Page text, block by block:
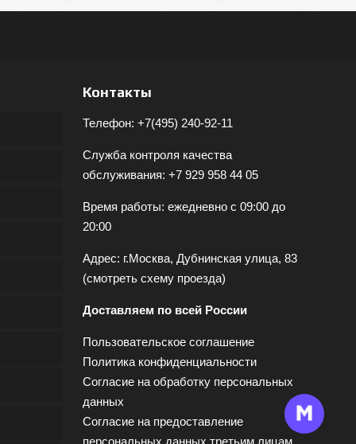
Контакты
Телефон: +7(495) 240-92-11
Служба контроля качества
обслуживания: +7 929 958 44 05
Время работы: ежедневно с 09:00 до
20:00
Адрес: г.Москва, Дубнинская улица, 83
(смотреть схему проезда)
Доставляем по всей России
Пользовательское соглашение
Политика конфиденциальности
Согласие на обработку персональных
данных
Согласие на предоставление
персональных данных третьим лицам